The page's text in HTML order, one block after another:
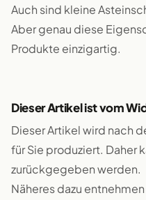
Auch sind kleine
Aber genau diese
Produkte einzigartig.
Dieser Artikel ist vom
Dieser Artikel wird nach
für Sie produziert. Daher
zurückgegeben werden.
Näheres dazu